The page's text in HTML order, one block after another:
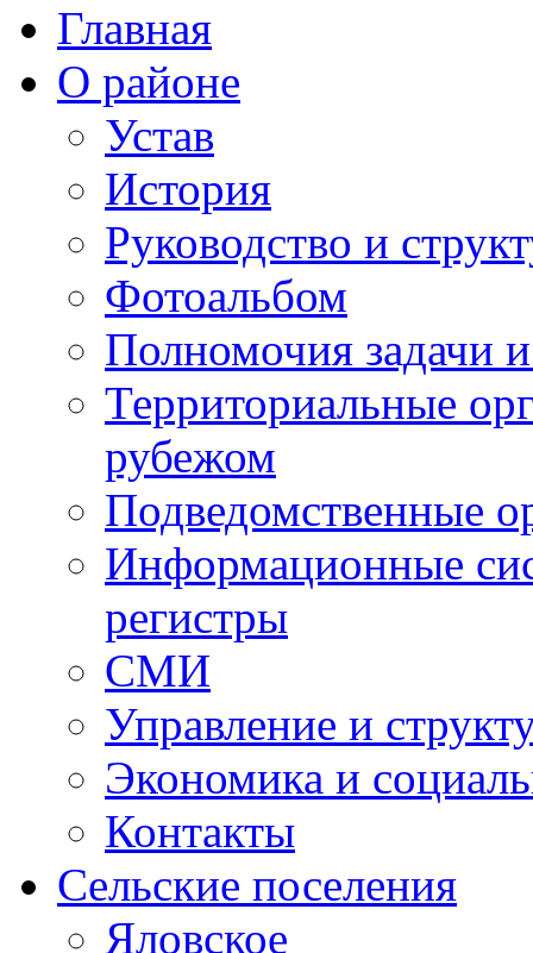
Главная
О районе
Устав
История
Руководство и
Фотоальбом
Полномочия задачи
Территориальные
рубежом
Подведомственные
Информационные
регистры
СМИ
Управление и
Экономика и
Контакты
Сельские поселения
Яловское